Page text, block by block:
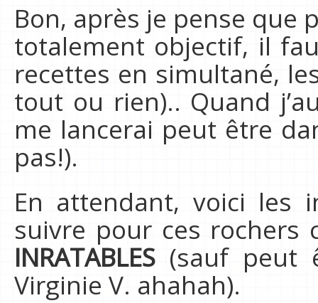
Bon, après je pense que
totalement objectif, il
recettes en simultané,
tout ou rien).. Quand
me lancerai peut être
pas!).
En attendant, voici les
suivre pour ces rochers
INRATABLES (sauf peut
Virginie V. ahahah).